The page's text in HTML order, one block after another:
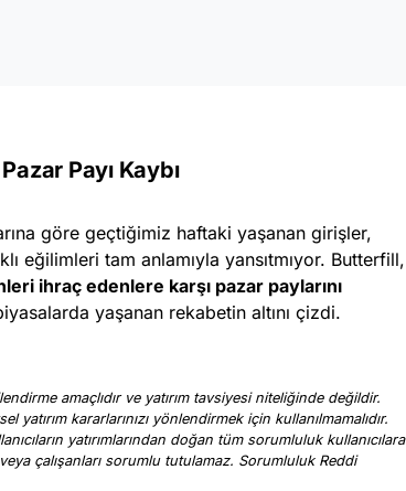
Payı Kaybı
göre geçtiğimiz haftaki yaşanan girişler,
eğilimleri tam anlamıyla yansıtmıyor. Butterfill,
ihraç edenlere karşı pazar paylarını
yaşanan rekabetin altını çizdi.
amaçlıdır ve yatırım tavsiyesi niteliğinde değildir.
kararlarınızı yönlendirmek için kullanılmamalıdır.
yatırımlarından doğan tüm sorumluluk kullanıcılara
çalışanları sorumlu tutulamaz. Sorumluluk Reddi